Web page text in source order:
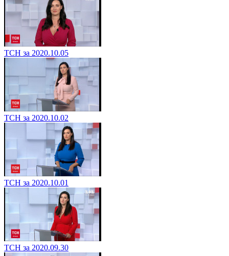
ТСН за 2020.10.05
ТСН за 2020.10.02
ТСН за 2020.10.01
ТСН за 2020.09.30